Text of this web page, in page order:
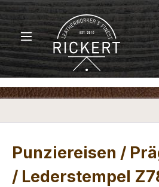
Zum Hauptinhalt springen
Punziereisen /
/ Lederstempel